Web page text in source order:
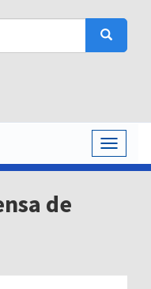
Busca
Toggle
de